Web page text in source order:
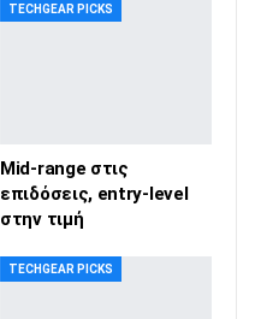
TECHGEAR PICKS
Mid-range στις
επιδόσεις, entry-level
στην τιμή
TECHGEAR PICKS